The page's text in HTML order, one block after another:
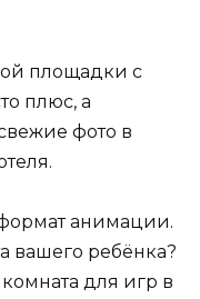
площадки с
плюс, а
фото в
анимации.
вашего ребёнка?
для игр в